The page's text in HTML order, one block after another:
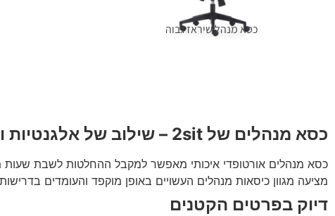
כסא מנהל שיראז גבוה
כסא מנהלים של 2sit – שילוב של אלגנטיות ונוחות
מציעה מגוון כיסאות מנהלים העשויים באופן מוקפד והעומדים
דיוק בפרטים הקטנים